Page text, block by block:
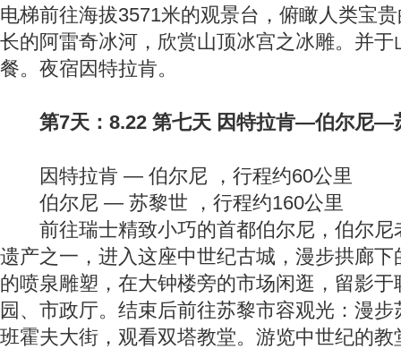
电梯前往海拔3571米的观景台，俯瞰人类宝
长的阿雷奇冰河，欣赏山顶冰宫之冰雕。并
餐。夜宿因特拉肯。
第7天：8.22 第七天 因特拉肯—伯尔尼—
因特拉肯 — 伯尔尼 ，行程约60公里
伯尔尼 — 苏黎世 ，行程约160公里
前往瑞士精致小巧的首都伯尔尼，伯尔尼
遗产之一，进入这座中世纪古城，漫步拱廊
的喷泉雕塑，在大钟楼旁的市场闲逛，留影
园、市政厅。结束后前往苏黎市容观光：漫
班霍夫大街，观看双塔教堂。游览中世纪的教